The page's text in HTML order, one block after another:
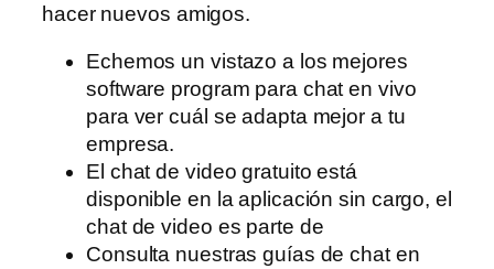
hacer nuevos amigos.
Echemos un vistazo a los mejores
software program para chat en vivo
para ver cuál se adapta mejor a tu
empresa.
El chat de video gratuito está
disponible en la aplicación sin cargo, el
chat de video es parte de
Consulta nuestras guías de chat en